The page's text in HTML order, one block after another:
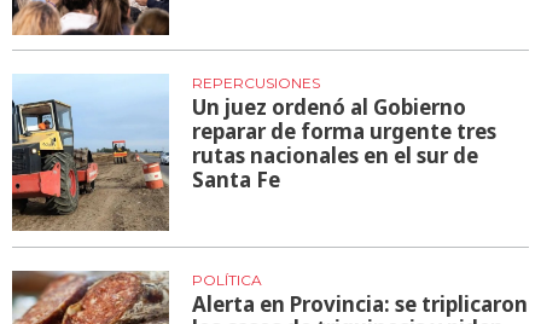
REPERCUSIONES
Un juez ordenó al Gobierno
reparar de forma urgente tres
rutas nacionales en el sur de
Santa Fe
POLÍTICA
Alerta en Provincia: se triplicaron